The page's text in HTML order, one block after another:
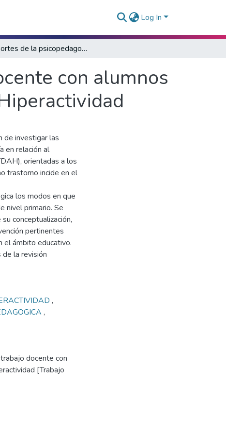
Log In
Aportes de la psicopedagogía al trabajo docente con alumnos con Trastorno por Déficit de Atención con Hiperactividad
con alumnos
de investigar las
en relación al
orientadas a los
trastorno incide en el
los modos en que
nivel primario. Se
conceptualización,
pertinentes
el ámbito educativo.
de la revisión
,
,
docente con
[Trabajo